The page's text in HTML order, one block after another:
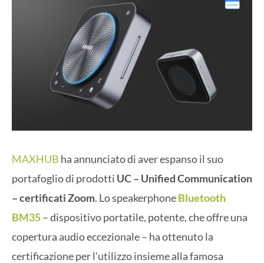
MAXHUB ha annunciato di aver espanso il suo
portafoglio di prodotti UC – Unified Communication
– certificati Zoom. Lo speakerphoneBluetooth
BM35– dispositivo portatile, potente, che offre una
copertura audio eccezionale – ha ottenuto la
certificazione per l’utilizzo insieme alla famosa